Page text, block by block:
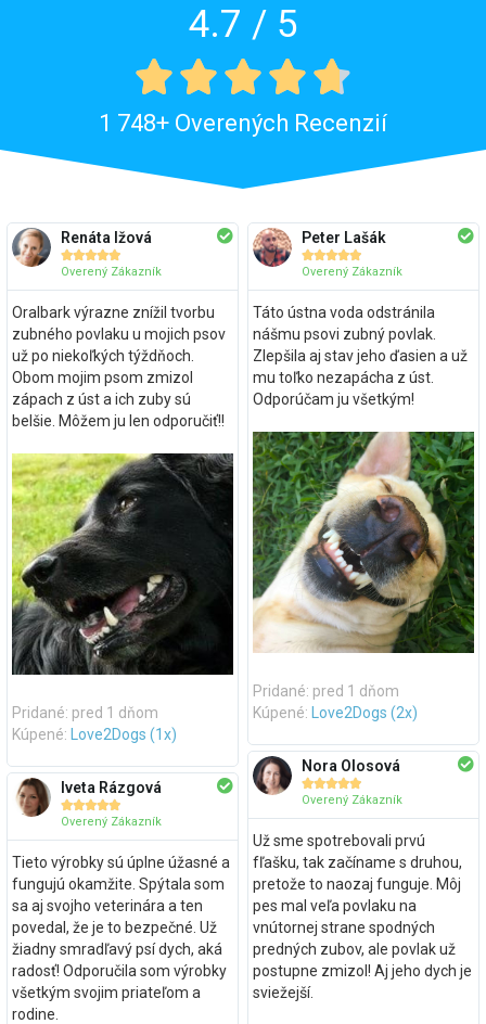
4.7 / 5

1 748+ Overených Recenzií
Renáta Ižová

Overený Zákazník
Oralbark výrazne znížil tvorbu
zubného povlaku u mojich psov
už po niekoľkých týždňoch.
Obom mojim psom zmizol
zápach z úst a ich zuby sú
belšie. Môžem ju len odporučiť!!
Pridané: pred 1 dňom
Kúpené:
Love2Dogs (1x)
Iveta Rázgová

Overený Zákazník
Tieto výrobky sú úplne úžasné a
fungujú okamžite. Spýtala som
sa aj svojho veterinára a ten
povedal, že je to bezpečné. Už
žiadny smradľavý psí dych, aká
radosť! Odporučila som výrobky
všetkým svojim priateľom a
rodine.
Peter Lašák

Overený Zákazník
Táto ústna voda odstránila
nášmu psovi zubný povlak.
Zlepšila aj stav jeho ďasien a už
mu toľko nezapácha z úst.
Odporúčam ju všetkým!
Pridané: pred 1 dňom
Kúpené:
Love2Dogs (2x)
Nora Olosová

Overený Zákazník
Už sme spotrebovali prvú
fľašku, tak začíname s druhou,
pretože to naozaj funguje. Môj
pes mal veľa povlaku na
vnútornej strane spodných
predných zubov, ale povlak už
postupne zmizol! Aj jeho dych je
sviežejší.